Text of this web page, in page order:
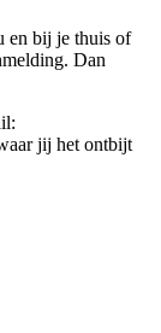
en bij je thuis of
Dan
jij het ontbijt